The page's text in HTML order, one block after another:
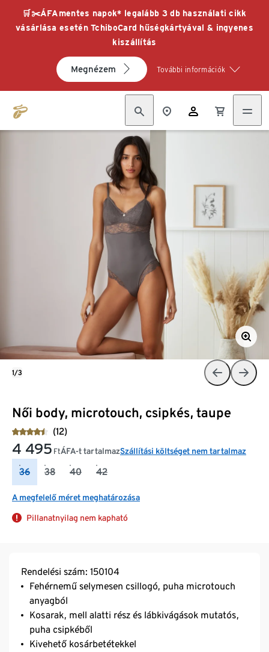
🛒✂️ÁFAmentes napok* legalább 3 db használati cikk
vásárlása esetén TchiboCard hűségkártyával & ingyenes
kiszállítás
Megnézem További információk
Női body, microtouch, csipkés, taupe
(12)
4 495 FtÁFA-t tartalmazSzállítási költséget nem tartalmaz
36 38 40 42
A megfelelő méret meghatározása
Pillanatnyilag nem kapható
1/3
Rendelési szám: 150104
Fehérnemű selymesen csillogó, puha microtouch
anyagból
Kosarak, mell alatti rész és lábkivágások mutatós,
puha csipkéből
Kivehető kosárbetétekkel